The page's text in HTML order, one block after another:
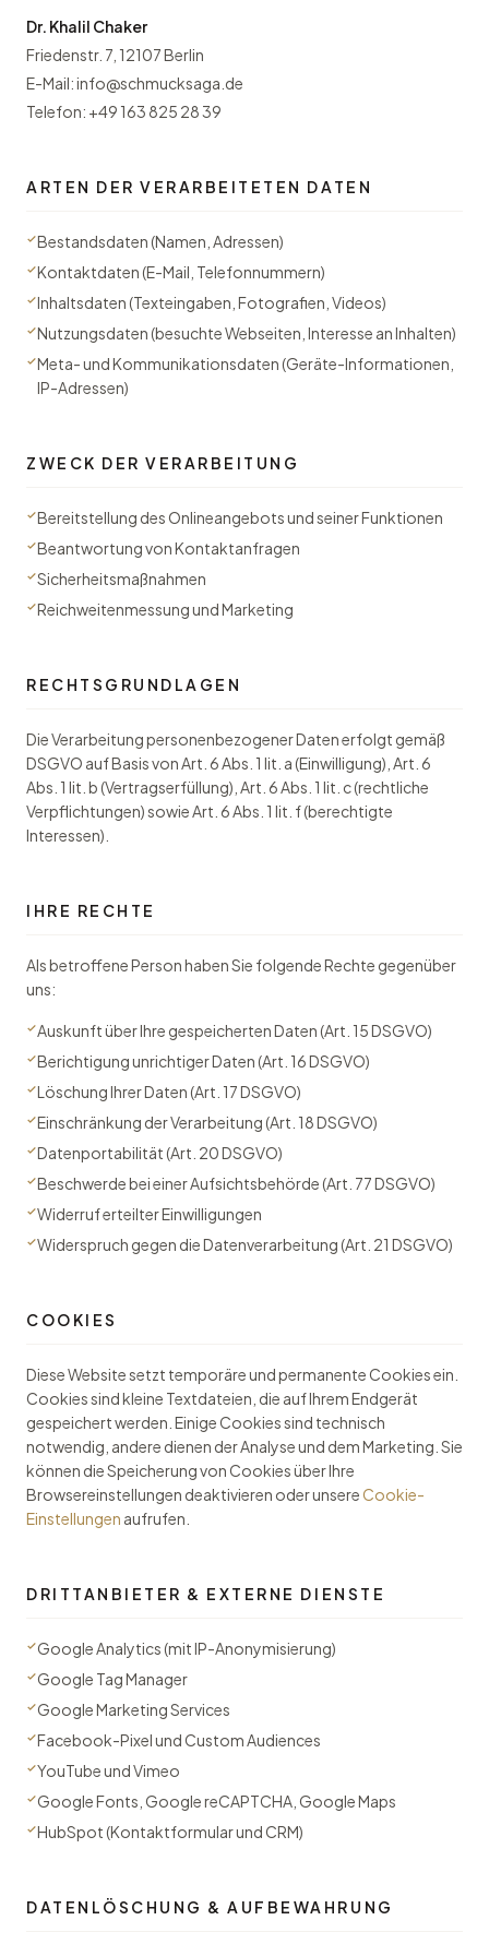
Dr. Khalil Chaker
Friedenstr. 7, 12107 Berlin
E-Mail:info@schmucksaga.de
Telefon: +49 163 825 28 39
ARTEN DER VERARBEITETEN DATEN
Bestandsdaten (Namen, Adressen)
Kontaktdaten (E-Mail, Telefonnummern)
Inhaltsdaten (Texteingaben, Fotografien, Videos)
Nutzungsdaten (besuchte Webseiten, Interesse an Inhalten)
Meta- und Kommunikationsdaten (Geräte-Informationen,
IP-Adressen)
ZWECK DER VERARBEITUNG
Bereitstellung des Onlineangebots und seiner Funktionen
Beantwortung von Kontaktanfragen
Sicherheitsmaßnahmen
Reichweitenmessung und Marketing
RECHTSGRUNDLAGEN
Die Verarbeitung personenbezogener Daten erfolgt gemäß
DSGVO auf Basis von Art. 6 Abs. 1 lit. a (Einwilligung), Art. 6
Abs. 1 lit. b (Vertragserfüllung), Art. 6 Abs. 1 lit. c (rechtliche
Verpflichtungen) sowie Art. 6 Abs. 1 lit. f (berechtigte
Interessen).
IHRE RECHTE
Als betroffene Person haben Sie folgende Rechte gegenüber
uns:
Auskunft über Ihre gespeicherten Daten (Art. 15 DSGVO)
Berichtigung unrichtiger Daten (Art. 16 DSGVO)
Löschung Ihrer Daten (Art. 17 DSGVO)
Einschränkung der Verarbeitung (Art. 18 DSGVO)
Datenportabilität (Art. 20 DSGVO)
Beschwerde bei einer Aufsichtsbehörde (Art. 77 DSGVO)
Widerruf erteilter Einwilligungen
Widerspruch gegen die Datenverarbeitung (Art. 21 DSGVO)
COOKIES
Diese Website setzt temporäre und permanente Cookies ein.
Cookies sind kleine Textdateien, die auf Ihrem Endgerät
gespeichert werden. Einige Cookies sind technisch
notwendig, andere dienen der Analyse und dem Marketing. Sie
können die Speicherung von Cookies über Ihre
Browsereinstellungen deaktivieren oder unsereCookie-
Einstellungen aufrufen.
DRITTANBIETER & EXTERNE DIENSTE
Google Analytics (mit IP-Anonymisierung)
Google Tag Manager
Google Marketing Services
Facebook-Pixel und Custom Audiences
YouTube und Vimeo
Google Fonts, Google reCAPTCHA, Google Maps
HubSpot (Kontaktformular und CRM)
DATENLÖSCHUNG & AUFBEWAHRUNG